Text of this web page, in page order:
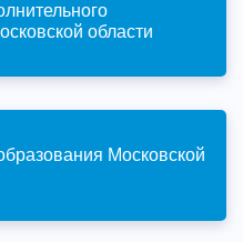
области
Московской